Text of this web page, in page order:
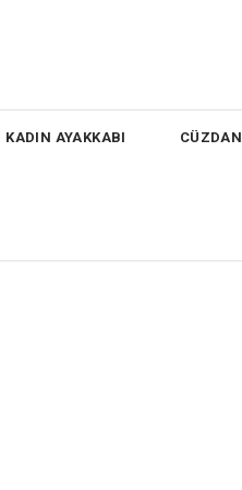
KADIN AYAKKABI CÜZDAN